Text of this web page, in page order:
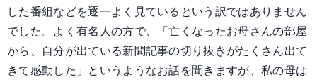
した番組などを逐一よく見ているという訳ではありません
でした。よく有名人の方で、「亡くなったお母さんの部屋
から、自分が出ている新聞記事の切り抜きがたくさん出て
きて感動した」というようなお話を聞きますが、私の母は